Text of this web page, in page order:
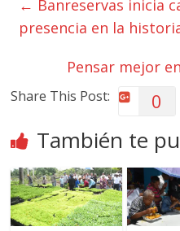
← Banreservas inicia
presencia en la
Pensar mejor
Share This Post: 0
También te